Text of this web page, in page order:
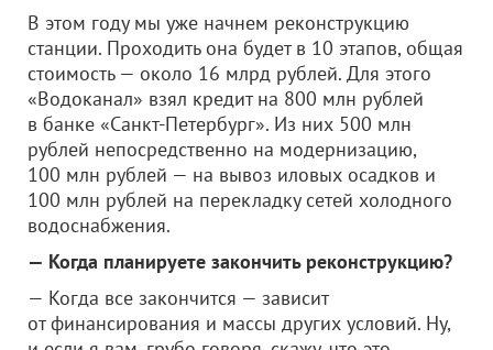
В этом году мы уже начнем реконструкцию
станции. Проходить она будет в 10 этапов, общая
стоимость — около 16 млрд рублей. Для этого
«Водоканал» взял кредит на 800 млн рублей
в банке «Санкт-Петербург». Из них 500 млн
рублей непосредственно на модернизацию,
100 млн рублей — на вывоз иловых осадков и
100 млн рублей на перекладку сетей холодного
водоснабжения.
— Когда планируете закончить реконструкцию?
— Когда все закончится — зависит
от финансирования и массы других условий. Ну,